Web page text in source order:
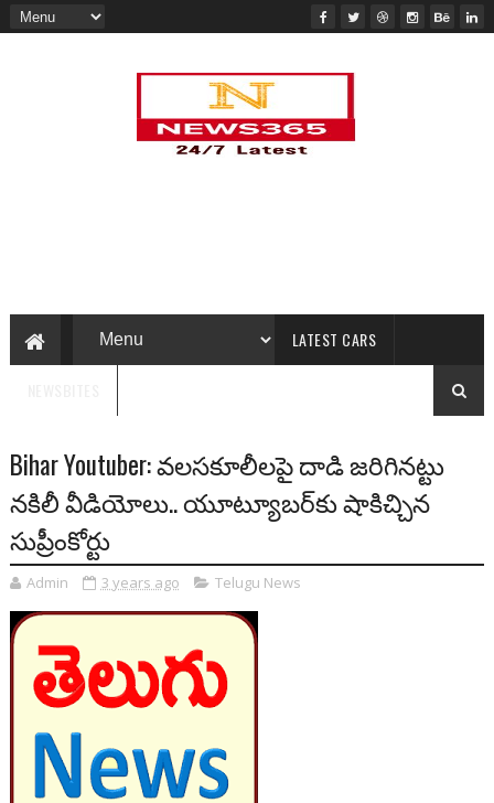
LATEST CARS
Bihar Youtuber: వలసకూలీలపై దాడి జరిగినట్టు
నకిలీ వీడియోలు.. యూట్యూబర్‌కు షాకిచ్చిన
సుప్రీంకోర్టు
Admin 3 years ago Telugu News